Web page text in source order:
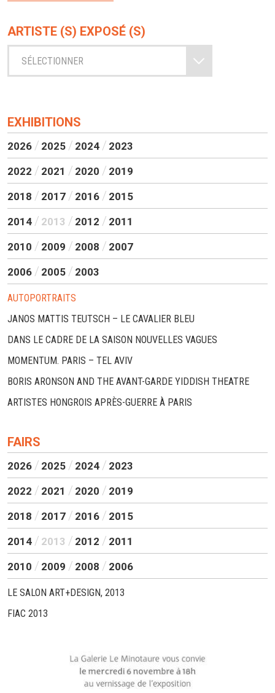
ARTISTE (S) EXPOSÉ (S)
SÉLECTIONNER
EXHIBITIONS
2026 2025 2024 2023
2022 2021 2020 2019
2018 2017 2016 2015
2014 2013 2012 2011
2010 2009 2008 2007
2006 2005 2003
AUTOPORTRAITS
JANOS MATTIS TEUTSCH – LE CAVALIER BLEU
DANS LE CADRE DE LA SAISON NOUVELLES VAGUES
MOMENTUM. PARIS – TEL AVIV
BORIS ARONSON AND THE AVANT-GARDE YIDDISH THEATRE
ARTISTES HONGROIS APRÈS-GUERRE À PARIS
FAIRS
2026 2025 2024 2023
2022 2021 2020 2019
2018 2017 2016 2015
2014 2013 2012 2011
2010 2009 2008 2006
LE SALON ART+DESIGN, 2013
FIAC 2013